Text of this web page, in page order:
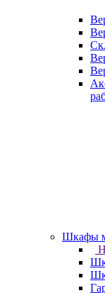
Шкафы